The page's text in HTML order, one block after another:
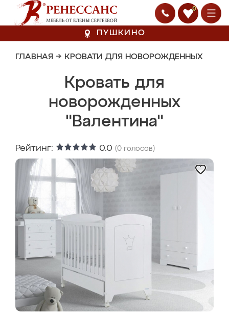
0
ПУШКИНО
ГЛАВНАЯ → КРОВАТИ ДЛЯ НОВОРОЖДЕННЫХ
Кровать для
новорожденных
"Валентина"
Рейтинг: 0.0 (0 голосов)